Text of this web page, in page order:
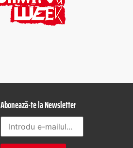
Abonează-te la Newsletter